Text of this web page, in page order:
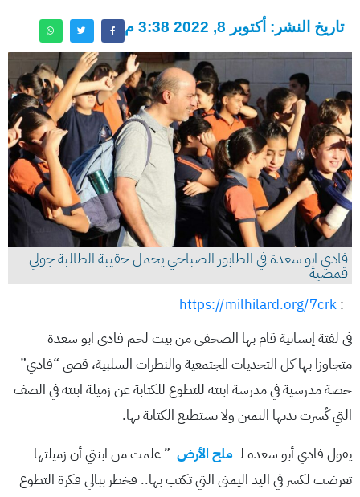
تاريخ النشر: أكتوبر 8, 2022 3:38 م
فادي ابو سعدة في الطابور الصباحي يحمل حقيبة الطالبة جولي
قمصية
:
https://milhilard.org/7crk
في لفتة إنسانية قام بها الصحفي من بيت لحم فادي ابو سعدة
متجاوزا بها كل التحديات المجتمعية والنظرات السلبية، قضى “فادي”
حصة مدرسية في مدرسة ابنته للتطوع للكتابة عن زميلة ابنته في الصف
التي كُسرت يديها اليمين ولا تستطيع الكتابة بها.
يقول فادي أبو سعده لـ ملح الأرض ” علمت من ابنتي أن زميلتها
تعرضت لكسر في اليد اليمنى التي تكتب بها.. فخطر ببالي فكرة التطوع